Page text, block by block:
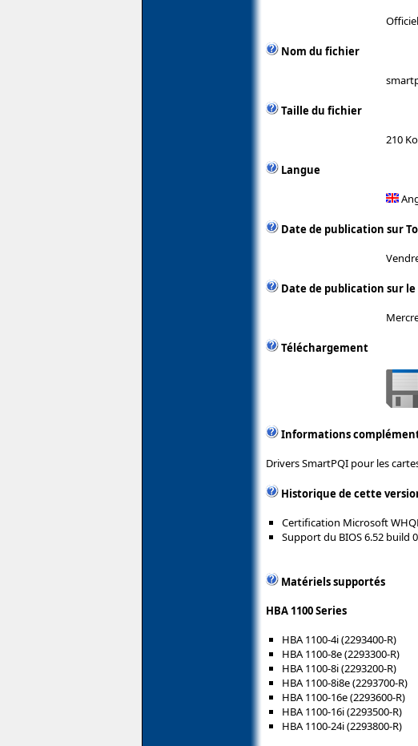
Officiel
Nom du fichier
Taille du fichier
210 Ko
Langue
Date de publication sur
Date de publication sur
Téléchargement
Informations
Drivers SmartPQI pour les
Historique de cette
Certification Microsoft
Support du BIOS 6.52 build
Matériels supportés
HBA 1100 Series
HBA 1100-4i (2293400-R)
HBA 1100-8e (2293300-R)
HBA 1100-8i (2293200-R)
HBA 1100-8i8e (2293700-R)
HBA 1100-16e (2293600-R)
HBA 1100-16i (2293500-R)
HBA 1100-24i (2293800-R)